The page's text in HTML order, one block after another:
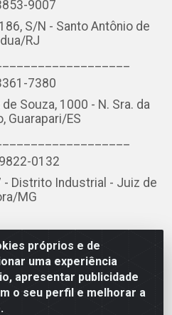
próprios e de
uma experiência
apresentar publicidade
o seu perfil e melhorar a
9007
S/N - Santo Antônio de
RJ
7380
Souza, 1000 - N. Sra. da
Guarapari/ES
0132
- Distrito Industrial - Juiz de
MG
LTDA - AV DA ABDIAS
8921 - RIO DO OURO, SÃO
151 - CNPJ 21.074.121/0001-58